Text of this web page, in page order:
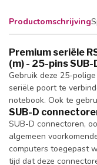
Productomschrijving
Premium seriële
(m) - 25-pins
Gebruik deze 25-
seriële poort te
notebook. Ook te
SUB-D
SUB-D connectoren,
algemeen
computers toegepast
tijd dat deze